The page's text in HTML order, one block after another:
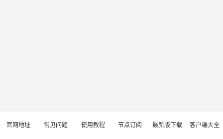
官网地址 常见问题 使用教程 节点订阅 最新版下载 客户端大全